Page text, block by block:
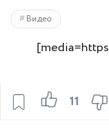
11
Видео